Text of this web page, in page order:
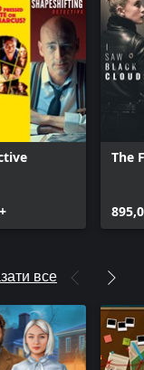
The
все